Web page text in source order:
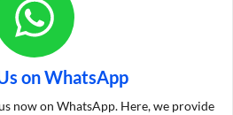
on WhatsApp
now on WhatsApp. Here, we provide